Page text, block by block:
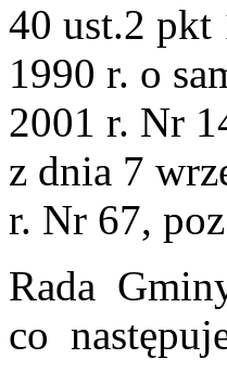
40 ust.2 pkt
1990 r. o
2001 r. Nr
z dnia 7
r. Nr 67,
Rada
co